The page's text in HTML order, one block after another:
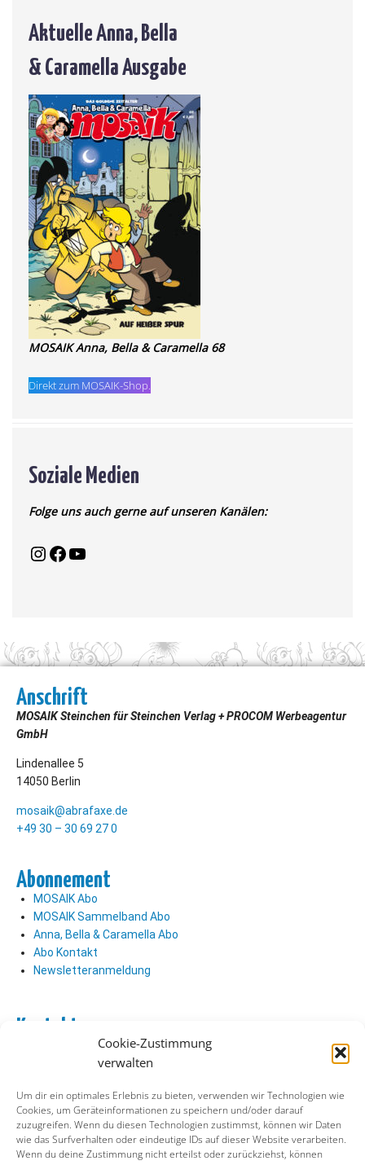
Cookie-Zustimmung
verwalten
Um dir ein optimales Erlebnis zu bieten, verwenden wir Technologien wie
Cookies, um Geräteinformationen zu speichern und/oder darauf
zuzugreifen. Wenn du diesen Technologien zustimmst, können wir Daten
wie das Surfverhalten oder eindeutige IDs auf dieser Website verarbeiten.
Wenn du deine Zustimmung nicht erteilst oder zurückziehst, können
Aktuelle Anna, Bella
& Caramella Ausgabe
MOSAIK Anna, Bella & Caramella 68
Direkt zum MOSAIK-Shop.
Soziale Medien
Folge uns auch gerne auf unseren Kanälen:
Anschrift
MOSAIK Steinchen für Steinchen Verlag + PROCOM Werbeagentur
GmbH
Lindenallee 5
14050 Berlin
mosaik@abrafaxe.de
+49 30 – 30 69 27 0
Abonnement
MOSAIK Abo
MOSAIK Sammelband Abo
Anna, Bella & Caramella Abo
Abo Kontakt
Newsletteranmeldung
Kontakt
Verlag Kontakt
Soziale Medien
Facebook